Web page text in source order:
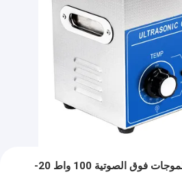
3.2L منظف المسدس بالموجات فوق الصوتية 100 واط 20-